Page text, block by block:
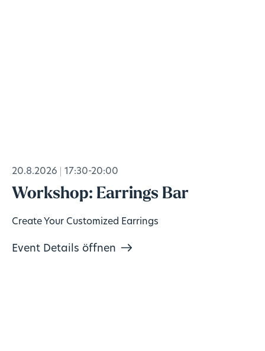
20.8.2026 17:30-20:00
Workshop: Earrings Bar
Create Your Customized Earrings
Event Details öffnen